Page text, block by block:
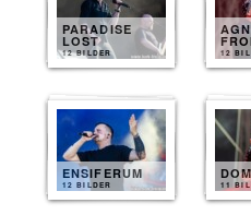
PARADISE
LOST
12 BILDER 12
ENSIFERUM
12 BILDER 11